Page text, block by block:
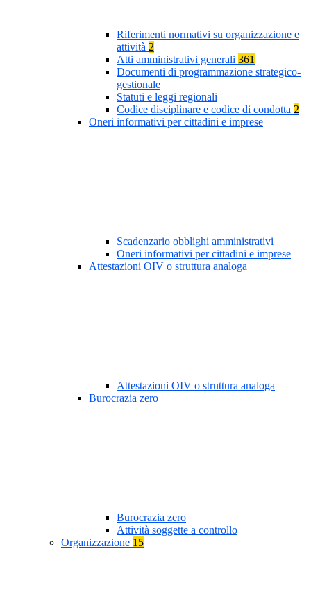
Riferimenti normativi su organizzazione e
attività 2
Atti amministrativi generali 361
Documenti di programmazione strategico-
gestionale
Statuti e leggi regionali
Codice disciplinare e codice di condotta 2
Oneri informativi per cittadini e imprese
Scadenzario obblighi amministrativi
Oneri informativi per cittadini e imprese
Attestazioni OIV o struttura analoga
Attestazioni OIV o struttura analoga
Burocrazia zero
Burocrazia zero
Attività soggette a controllo
Organizzazione 15